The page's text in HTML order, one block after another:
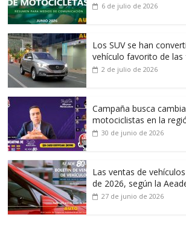
6 de julio de 2026
Los SUV se han
vehículo favorito de las
2 de julio de 2026
Campaña busca
motociclistas en la
30 de junio de 2026
Las ventas de
de 2026, según la
27 de junio de 2026